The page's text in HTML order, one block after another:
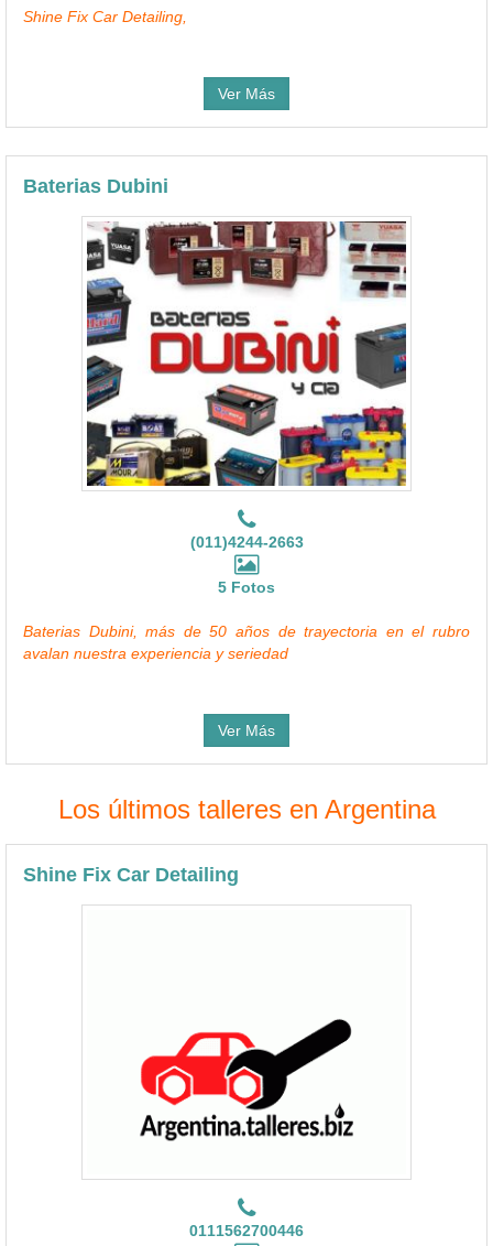
Shine Fix Car Detailing,
Ver Más
Baterias Dubini
(011)4244-2663
5 Fotos
Baterias Dubini, más de 50 años de trayectoria en el rubro
avalan nuestra experiencia y seriedad
Ver Más
Los últimos talleres en Argentina
Shine Fix Car Detailing
0111562700446